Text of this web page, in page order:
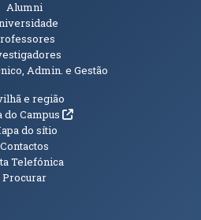
Alumni
Admin. e Gestão
e região
do Campus(abre em nova janela)
do sítio
Contactos
Telefónica
Procurar